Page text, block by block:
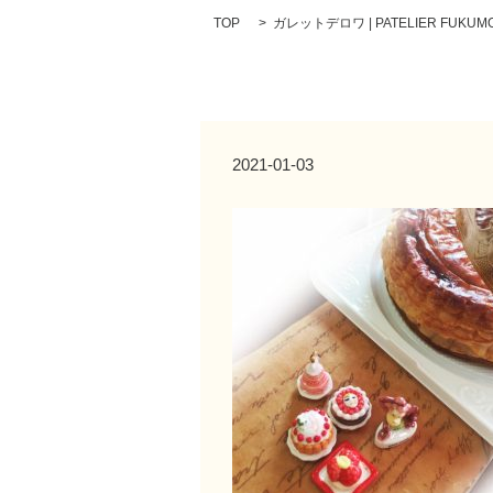
TOP ガレットデロワ | PATELIER
2021-01-03